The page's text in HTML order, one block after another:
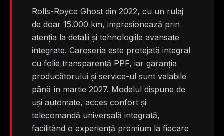
Rolls-Royce Ghost din 2022, cu un rulaj
de doar 15.000 km, impresionează prin
atenția la detalii și tehnologiile avansate
integrate. Caroseria este protejată integral
cu folie transparentă PPF, iar garanția
producătorului și service-ul sunt valabile
până în martie 2027. Modelul dispune de
uși automate, acces confort și
telecomandă universală integrată,
facilitând o experiență premium la fiecare